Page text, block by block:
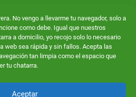
No vengo a llevarme tu navegador, solo a
como debe. Igual que nuestros
a domicilio, yo recojo solo lo necesario
web sea rápida y sin fallos. Acepta las
tan limpia como el espacio que
tu chatarra.
Aceptar